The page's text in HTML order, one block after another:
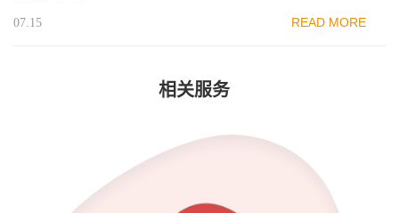
07.15 READ MORE
相关服务